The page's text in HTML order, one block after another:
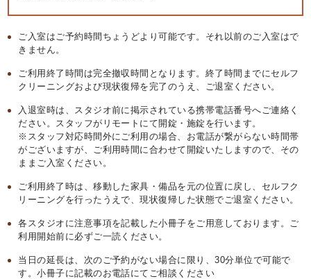
ご入室はご予約時間ちょうどより可能です。それ以前のご入室はで
きません。
ご利用終了時間は完全撤収時間となります。終了時間までにセルフ
クリーニングおよび現状復帰を完了のうえ、ご退室ください。
入退室時は、スタジオ前に掲示されている携帯電話番号へご連絡く
ださい。スタッフがリモートにて開錠・施錠を行います。
※スタッフ対応時間外にご利用の場合、お電話が繋がらない時間帯
がございますが、ご利用時間に合わせて開錠いたしますので、その
ままご入室ください。
ご利用終了時は、移動した家具・備品を元の位置に戻し、セルフク
リーニングを行ったうえで、現状復帰した状態でご退室ください。
各スタジオに注意事項を記載した小冊子をご用意しております。ご
利用開始前に必ずご一読ください。
当日の延長は、次のご予約がない場合に限り、30分単位で可能で
す。小冊子に記載のお電話にてご相談ください